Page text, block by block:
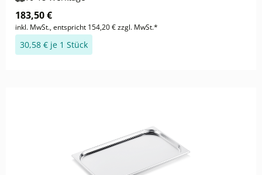
183,50 €
inkl. MwSt., entspricht 154,20 € zzgl. MwSt.*
30,58 € je 1 Stück